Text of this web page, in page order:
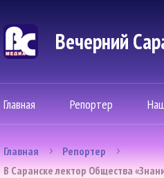
Вечерний
Главная Репортер
Главная
Репортер
В Саранске лектор Общества